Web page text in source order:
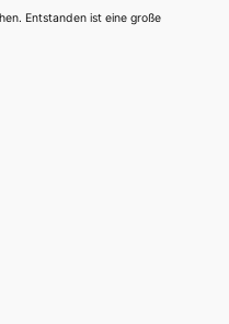
Entstanden ist eine große